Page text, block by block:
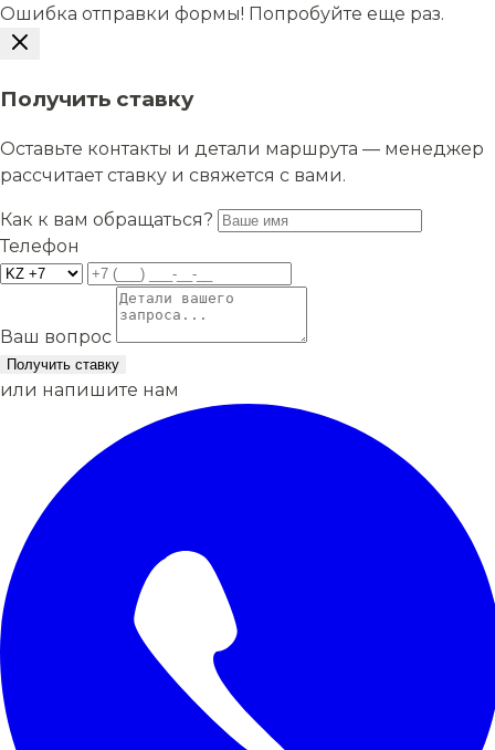
Ошибка отправки формы! Попробуйте еще раз.
Получить ставку
Оставьте контакты и детали маршрута — менеджер
рассчитает ставку и свяжется с вами.
Как к вам обращаться?
Телефон
Ваш вопрос
Получить ставку
или напишите нам